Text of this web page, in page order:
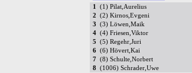
1
(1) Pilat,Aurelius
2 (2) Kirnos,Evgeni
3 (3) Löwen,Maik
4 (4) Friesen,Viktor
5 (5) Regehr,Juri
6 (6) Hövert,Kai
7 (8) Schulte,Norbert
8 (1006) Schrader,Uwe